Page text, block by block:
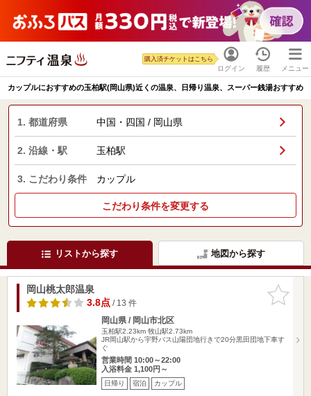
ログイン
購入済チケットはこちら
履歴 メニュー
カップルにおすすめの玉柏駅(岡山県)近くの温泉、日帰り温泉、スーパー銭湯おすすめ
1. 都道府県 中国・四国 / 岡山県
2. 沿線・駅 玉柏駅
3. こだわり条件 カップル
こだわり条件を変更する
リストから探す 地図から探す
お気に入
りに追加
岡山桃太郎温泉
3.8点/ 13 件
岡山県 / 岡山市北区
玉柏駅2.23km 牧山駅2.73km
JR岡山駅から宇野バス山陽団地行きで20分黒田団地下車す
ぐ
営業時間 10:00～22:00
入浴料金 1,100円～
日帰り 宿泊 カップル